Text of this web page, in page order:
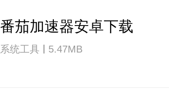
番茄加速器安卓下载
系统工具 5.47MB